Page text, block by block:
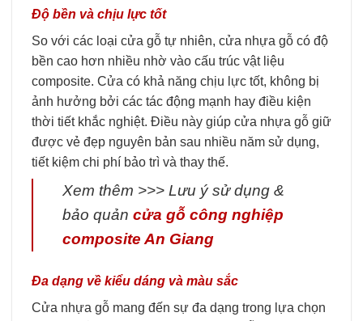
Độ bền và chịu lực tốt
So với các loại cửa gỗ tự nhiên, cửa nhựa gỗ có độ
bền cao hơn nhiều nhờ vào cấu trúc vật liệu
composite. Cửa có khả năng chịu lực tốt, không bị
ảnh hưởng bởi các tác động mạnh hay điều kiện
thời tiết khắc nghiệt. Điều này giúp cửa nhựa gỗ giữ
được vẻ đẹp nguyên bản sau nhiều năm sử dụng,
tiết kiệm chi phí bảo trì và thay thế.
Xem thêm >>> Lưu ý sử dụng &
bảo quản cửa gỗ công nghiệp
composite An Giang
Đa dạng về kiểu dáng và màu sắc
Cửa nhựa gỗ mang đến sự đa dạng trong lựa chọn